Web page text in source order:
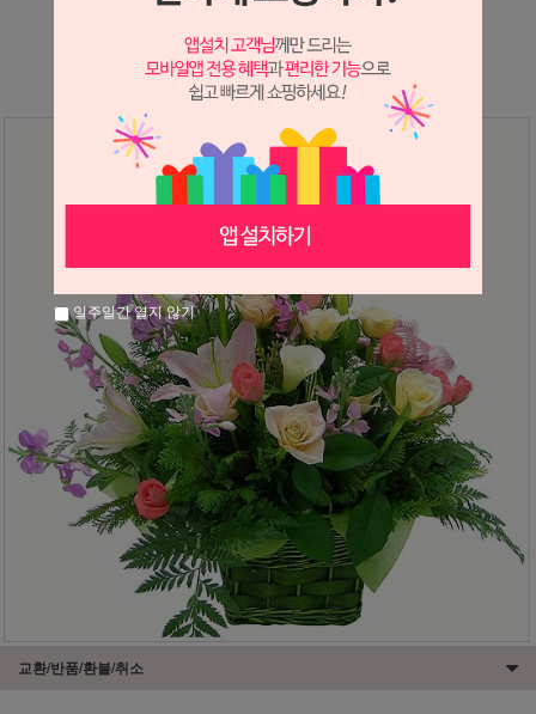
교환/반품/환불/취소
일주일간 열지 않기